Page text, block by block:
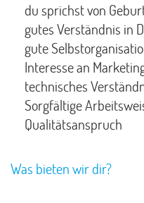
du sprichst von
gutes Verständnis in
gute
Interesse an
technisches
Sorgfältige
Qualitätsanspruch
Was bieten wir dir?